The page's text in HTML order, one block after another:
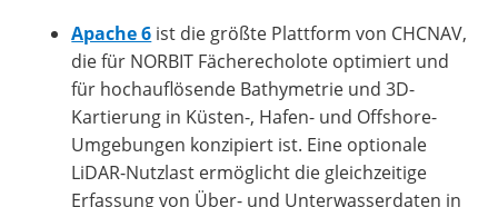
Apache 6 ist die größte Plattform von CHCNAV,
die für NORBIT Fächerecholote optimiert und
für hochauflösende Bathymetrie und 3D-
Kartierung in Küsten-, Hafen- und Offshore-
Umgebungen konzipiert ist. Eine optionale
LiDAR-Nutzlast ermöglicht die gleichzeitige
Erfassung von Über- und Unterwasserdaten in